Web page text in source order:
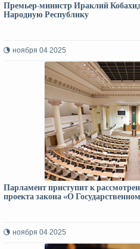
Премьер-министр Ираклий
Народную Республику
ноября 04 2025
Парламент приступит к
проекта закона «О
ноября 04 2025